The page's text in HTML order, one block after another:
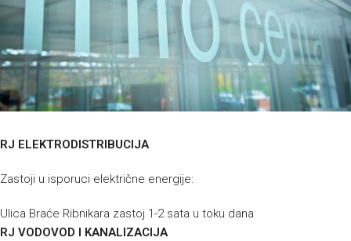
RJ ELEKTRODISTRIBUCIJA
Zastoji u isporuci električne energije:
Ulica Braće Ribnikara zastoj 1-2 sata u toku dana
RJ VODOVOD I KANALIZACIJA